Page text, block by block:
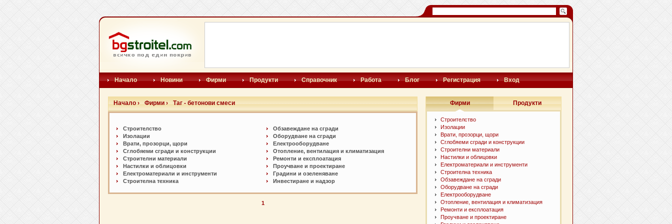
Начало Новини Фирми Продукти Справочник Работа Блог Регистрация Вход
Начало › Фирми › Таг - бетонови смеси
Строителство
Изолации
Врати, прозорци, щори
Сглобяеми сгради и конструкции
Строителни материали
Настилки и oблицовки
Електроматериали и инструменти
Строителна техника
Обзавеждане на сгради
Оборудване на сгради
Електрооборудване
Отопление, вентилация и климатизация
Ремонти и експлоатация
Проучване и проектиране
Градини и озеленяване
Инвестиране и надзор
1
Фирми Продукти
Строителство
Изолации
Врати, прозорци, щори
Сглобяеми сгради и конструкции
Строителни материали
Настилки и oблицовки
Електроматериали и инструменти
Строителна техника
Обзавеждане на сгради
Оборудване на сгради
Електрооборудване
Отопление, вентилация и климатизация
Ремонти и експлоатация
Проучване и проектиране